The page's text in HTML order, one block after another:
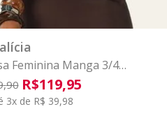
Feminina Manga 3/4
Marialícia Marrom
,90 R$119,95
3x de R$ 39,98